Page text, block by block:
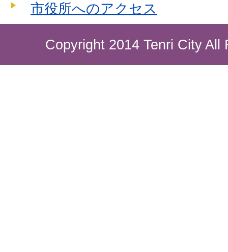
市役所へのアクセス
Copyright 2014 Tenri City All